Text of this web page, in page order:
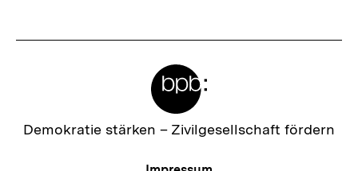
Zur
Demokratie stärken – Zivilgesellschaft fördern